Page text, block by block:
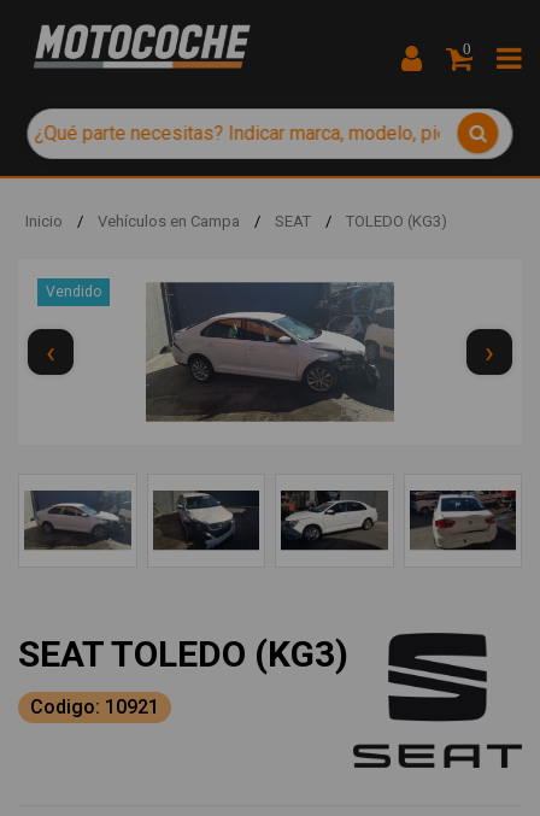
0
Inicio / Vehículos en Campa / SEAT / TOLEDO (KG3)
Vendido
‹ ›
SEAT TOLEDO (KG3)
Codigo: 10921